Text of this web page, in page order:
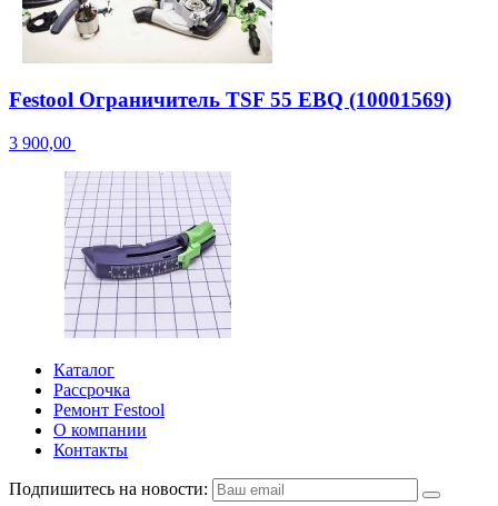
Festool Ограничитель TSF 55 EBQ (10001569)
3 900,00
Каталог
Рассрочка
Ремонт Festool
О компании
Контакты
Подпишитесь на новости: